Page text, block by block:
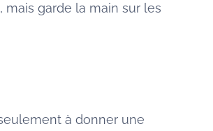
garde la main sur les
à donner une